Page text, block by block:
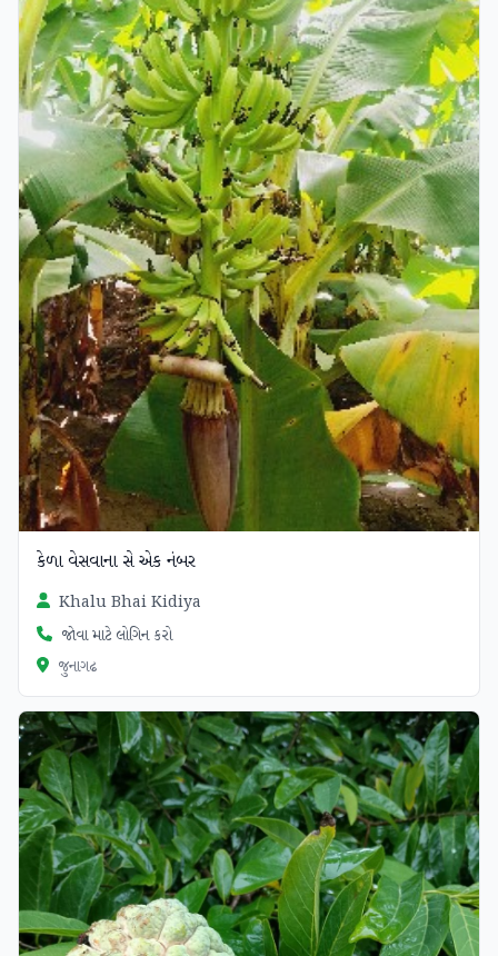
કેળા વેસવાના સે એક નંબર
Khalu Bhai Kidiya
જોવા માટે લોગિન કરો
જુનાગઢ